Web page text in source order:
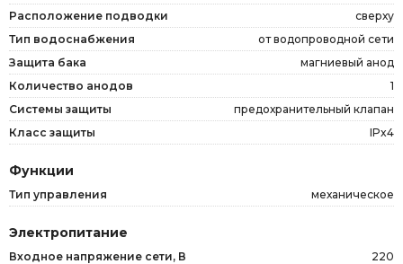
Расположение подводки
сверху
Тип водоснабжения
от водопроводной сети
Защита бака
магниевый анод
Количество анодов
1
Системы защиты
предохранительный клапан
Класс защиты
IPx4
Функции
Тип управления механическое
Электропитание
Входное напряжение сети, В 220